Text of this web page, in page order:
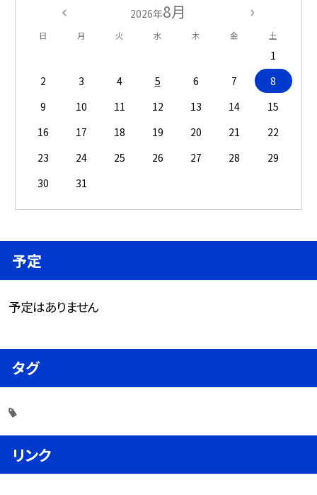
2026年8月
日 月 火 水 木 金 土
1
2
3 4 5 6 7
8
9
10 11 12 13 14
15
16
17 18 19 20 21
22
23
24 25 26 27 28
29
30
31
予定
予定はありません
タグ
リンク